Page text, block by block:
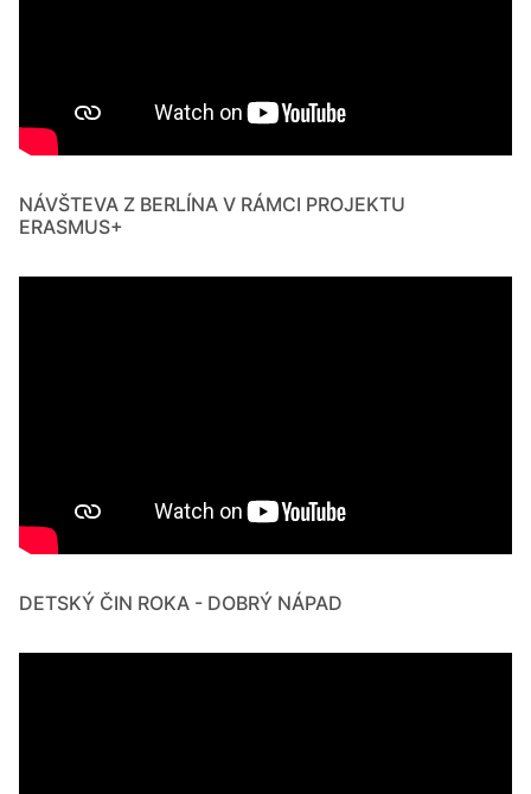
NÁVŠTEVA Z BERLÍNA V RÁMCI PROJEKTU
ERASMUS+
DETSKÝ ČIN ROKA - DOBRÝ NÁPAD